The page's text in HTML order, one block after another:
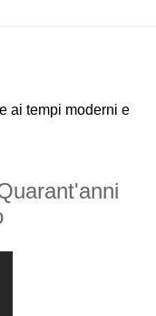
ai tempi moderni e